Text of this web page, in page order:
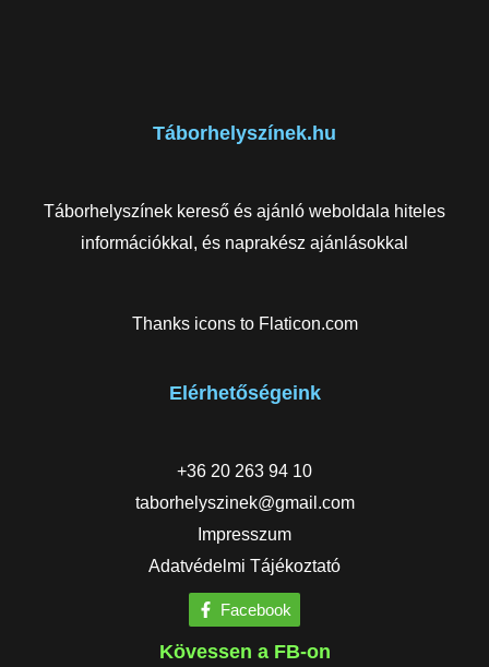
Táborhelyszínek.hu
Táborhelyszínek kereső és ajánló weboldala hiteles
információkkal, és naprakész ajánlásokkal
Thanks icons to Flaticon.com
Elérhetőségeink
+36 20 263 94 10
taborhelyszinek@gmail.com
Impresszum
Adatvédelmi Tájékoztató
Facebook
Kövessen a FB-on